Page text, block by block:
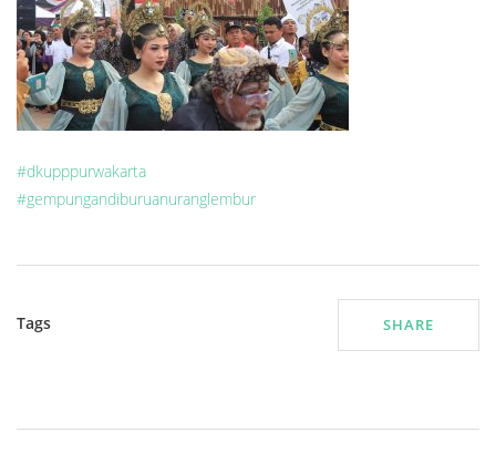
#dkupppurwakarta
#gempungandiburuanuranglembur
Tags SHARE